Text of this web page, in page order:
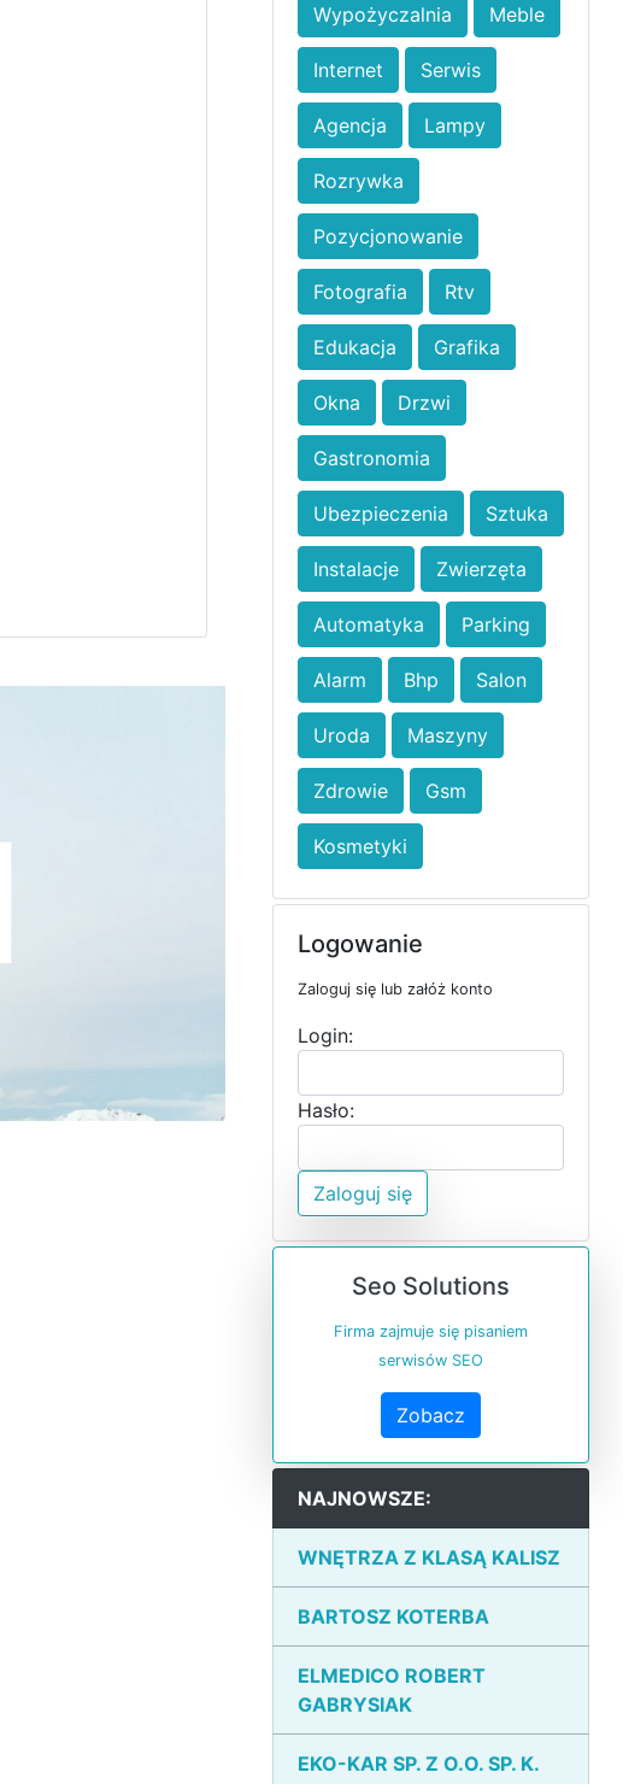
Wypożyczalnia Meble
Internet Serwis
Agencja Lampy
Rozrywka
Pozycjonowanie
Fotografia Rtv
Edukacja Grafika
Okna Drzwi
Gastronomia
Ubezpieczenia Sztuka
Instalacje Zwierzęta
Automatyka Parking
Alarm Bhp Salon
Uroda Maszyny
Zdrowie Gsm
Kosmetyki
Logowanie
Zaloguj się lub załóż konto
Login:
Hasło:
Zaloguj się
Seo Solutions
Firma zajmuje się pisaniem
serwisów SEO
Zobacz
NAJNOWSZE:
WNĘTRZA Z KLASĄ KALISZ
BARTOSZ KOTERBA
ELMEDICO ROBERT
GABRYSIAK
EKO-KAR SP. Z O.O. SP. K.